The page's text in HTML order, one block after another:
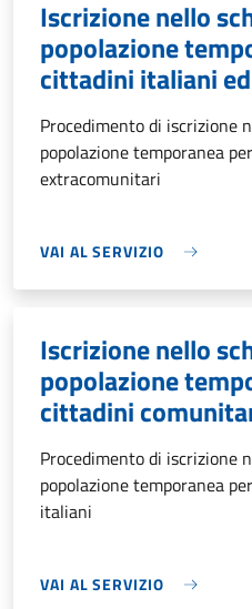
Iscrizione nello
popolazione
cittadini italiani
Procedimento di iscrizione
popolazione temporanea
extracomunitari
VAI AL SERVIZIO
Iscrizione nello
popolazione
cittadini
Procedimento di iscrizione
popolazione temporanea
italiani
VAI AL SERVIZIO